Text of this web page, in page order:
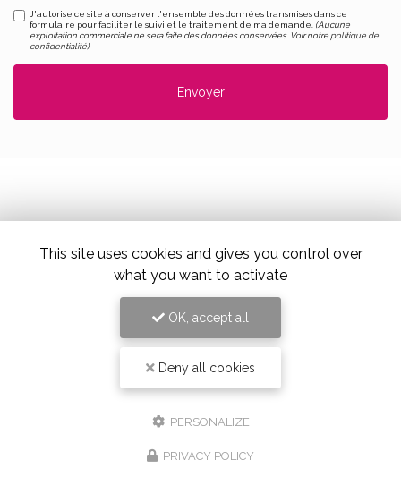
J'autorise ce site à conserver l'ensemble des données transmises dans ce
formulaire pour faciliter le suivi et le traitement de ma demande. (Aucune
exploitation commerciale ne sera faite des données conservées. Voir notrepolitique de
confidentialité)
69670 Vaugneray
Tel. 04 78 45 85 02
This site uses cookies and gives you control over
what you want to activate
OK, accept all
Deny all cookies
PERSONALIZE
PRIVACY POLICY